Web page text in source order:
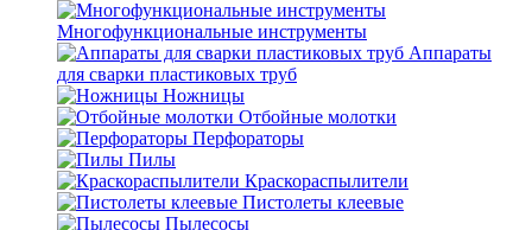
Многофункциональные инструменты
Аппараты
для сварки пластиковых труб
Ножницы
Отбойные молотки
Перфораторы
Пилы
Краскораспылители
Пистолеты клеевые
Пылесосы